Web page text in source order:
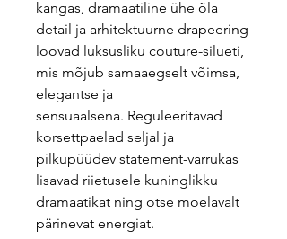
kangas, dramaatiline ühe õla
detail ja arhitektuurne drapeering
loovad luksusliku couture-silueti,
mis mõjub samaaegselt võimsa,
elegantse ja
sensuaalsena. Reguleeritavad
korsettpaelad seljal ja
pilkupüüdev statement-varrukas
lisavad riietusele kuninglikku
dramaatikat ning otse moelavalt
pärinevat energiat.